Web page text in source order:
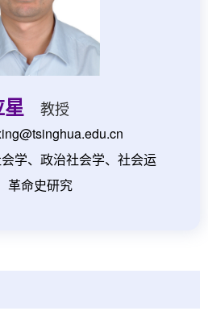
星 教授
学、政治社会学、社会运
革命史研究